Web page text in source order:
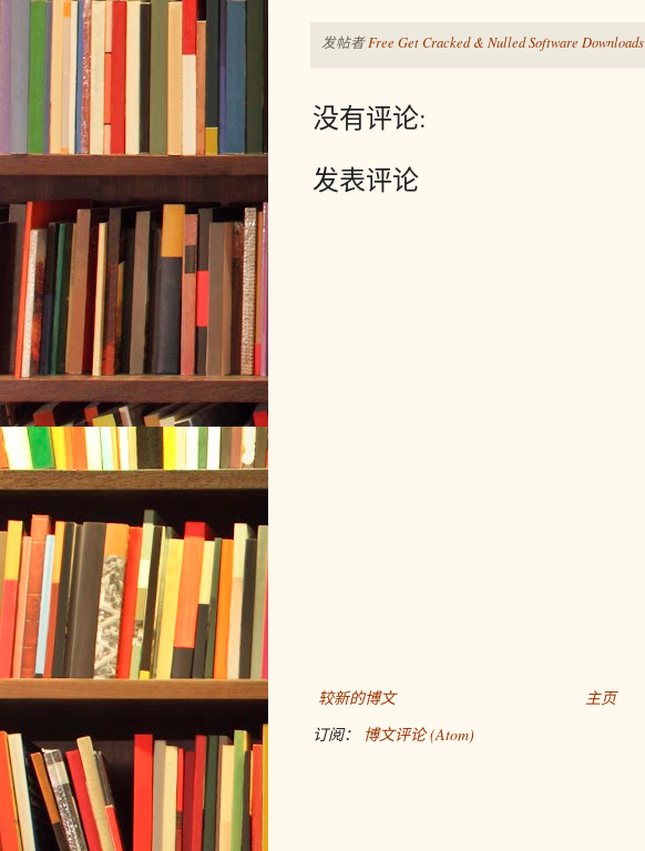
发帖者Free Get Cracked & Nulled Software Downloads
没有评论:
发表评论
较新的博文
主页
订阅：
博文评论 (Atom)